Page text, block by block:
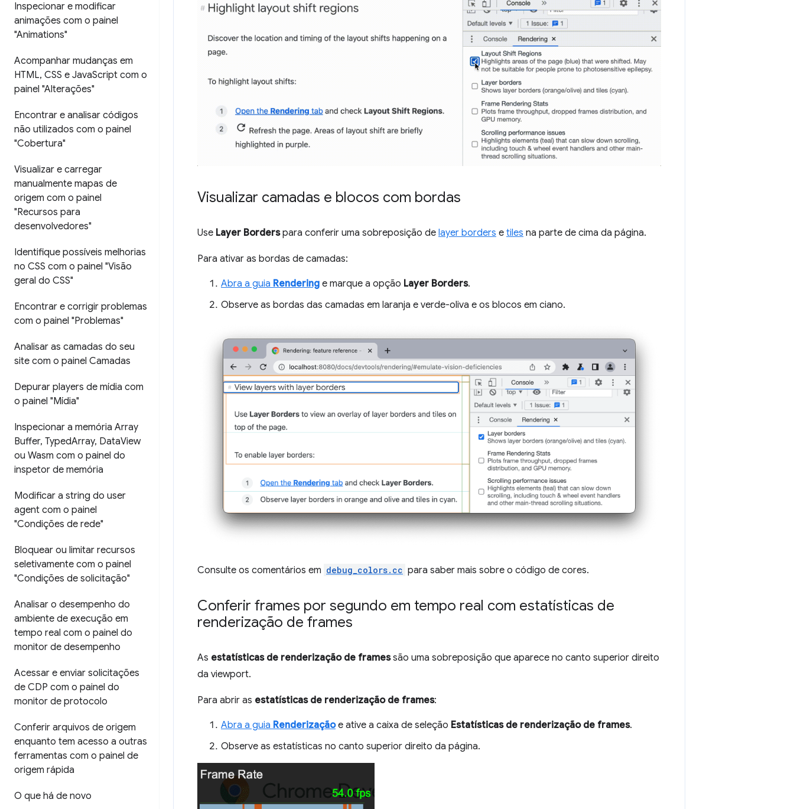
Inspecionar e modificar
animações com o painel
"Animations"
Acompanhar mudanças em
HTML, CSS e JavaScript com o
painel "Alterações"
Encontrar e analisar códigos
não utilizados com o painel
"Cobertura"
Visualizar e carregar
manualmente mapas de
origem com o painel
"Recursos para
desenvolvedores"
Identifique possíveis melhorias
no CSS com o painel "Visão
geral do CSS"
Encontrar e corrigir problemas
com o painel "Problemas"
Analisar as camadas do seu
site com o painel Camadas
Depurar players de mídia com
o painel "Mídia"
Inspecionar a memória Array
Buffer, TypedArray, DataView
ou Wasm com o painel do
inspetor de memória
Modificar a string do user
agent com o painel
"Condições de rede"
Bloquear ou limitar recursos
seletivamente com o painel
"Condições de solicitação"
Analisar o desempenho do
ambiente de execução em
tempo real com o painel do
monitor de desempenho
Acessar e enviar solicitações
de CDP com o painel do
monitor de protocolo
Conferir arquivos de origem
enquanto tem acesso a outras
ferramentas com o painel de
origem rápida
O que há de novo
Visualizar camadas e blocos com bordas
Use Layer Borderspara conferir uma sobreposição de layer borders e tiles na parte de cima da página.
Para ativar as bordas de camadas:
Abra a guia Rendering e marque a opção Layer Borders.
Observe as bordas das camadas em laranja e verde-oliva e os blocos em ciano.
Consulte os comentários em debug_colors.cc para saber mais sobre o código de cores.
Conferir frames por segundo em tempo real com estatísticas de
renderização de frames
As estatísticas de renderização de framessão uma sobreposição que aparece no canto superior direito
da viewport.
Para abrir as estatísticas de renderização de frames:
Abra a guia Renderizaçãoe ative a caixa de seleção Estatísticas de renderização de frames.
Observe as estatísticas no canto superior direito da página.